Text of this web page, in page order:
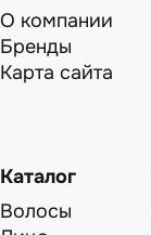
О компании
Бренды
Карта сайта
Каталог
Волосы